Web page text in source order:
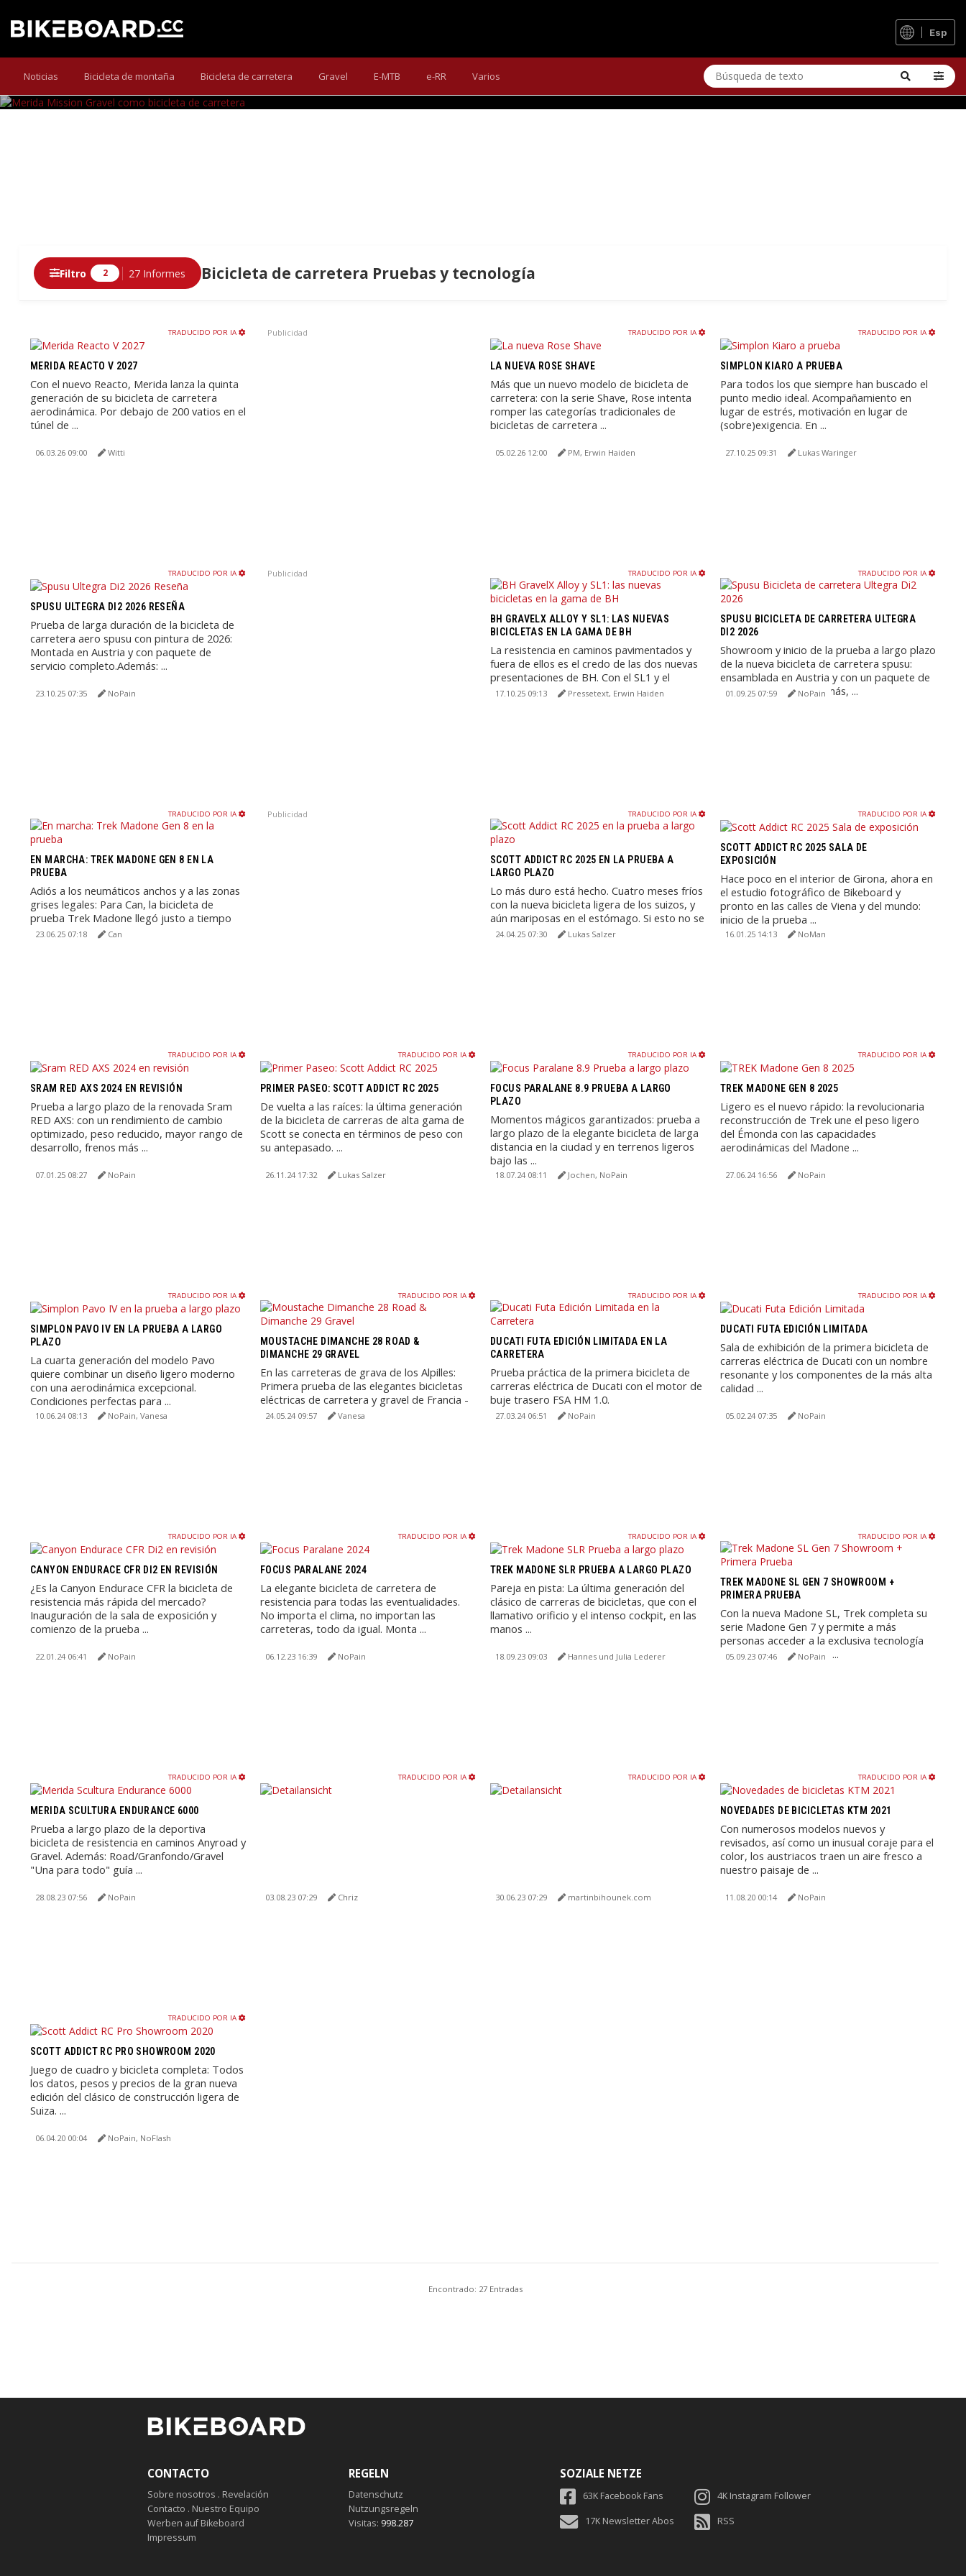
Esp
Noticias Bicicleta de montaña Bicicleta de carretera Gravel E-MTB e-RR Varios
MERIDA MISSION GRAVEL COMO BICICLETA DE CARRETERA
El Merida Mission 10K se maneja en asfalto con neumáticos de 30 mm como un gran fondo de alta gama, ofrece una enorme gama de desarrollos y, aun así, resulta
sorprendentemente elegante.
Bicicleta de carretera Pruebas y tecnología
Filtro 2 27 Informes
TRADUCIDO POR IA
MERIDA REACTO V 2027
Con el nuevo Reacto, Merida lanza la quinta
generación de su bicicleta de carretera
aerodinámica. Por debajo de 200 vatios en el
túnel de ...
06.03.26 09:00 Witti
Publicidad TRADUCIDO POR IA
LA NUEVA ROSE SHAVE
Más que un nuevo modelo de bicicleta de
carretera: con la serie Shave, Rose intenta
romper las categorías tradicionales de
bicicletas de carretera ...
05.02.26 12:00 PM, Erwin Haiden
TRADUCIDO POR IA
SIMPLON KIARO A PRUEBA
Para todos los que siempre han buscado el
punto medio ideal. Acompañamiento en
lugar de estrés, motivación en lugar de
(sobre)exigencia. En ...
27.10.25 09:31 Lukas Waringer
TRADUCIDO POR IA
SPUSU ULTEGRA DI2 2026 RESEÑA
Prueba de larga duración de la bicicleta de
carretera aero spusu con pintura de 2026:
Montada en Austria y con paquete de
servicio completo.Además: ...
23.10.25 07:35 NoPain
Publicidad TRADUCIDO POR IA
BH GRAVELX ALLOY Y SL1: LAS NUEVAS
BICICLETAS EN LA GAMA DE BH
La resistencia en caminos pavimentados y
fuera de ellos es el credo de las dos nuevas
presentaciones de BH. Con el SL1 y el
GravelX Alloy, los ...
17.10.25 09:13 Pressetext, Erwin Haiden
TRADUCIDO POR IA
SPUSU BICICLETA DE CARRETERA ULTEGRA
DI2 2026
Showroom y inicio de la prueba a largo plazo
de la nueva bicicleta de carretera spusu:
ensamblada en Austria y con un paquete de
servicio completo.Además, ...
01.09.25 07:59 NoPain
TRADUCIDO POR IA
EN MARCHA: TREK MADONE GEN 8 EN LA
PRUEBA
Adiós a los neumáticos anchos y a las zonas
grises legales: Para Can, la bicicleta de
prueba Trek Madone llegó justo a tiempo
para dejar atrás ...
23.06.25 07:18 Can
Publicidad TRADUCIDO POR IA
SCOTT ADDICT RC 2025 EN LA PRUEBA A
LARGO PLAZO
Lo más duro está hecho. Cuatro meses fríos
con la nueva bicicleta ligera de los suizos, y
aún mariposas en el estómago. Si esto no se
convierte ...
24.04.25 07:30 Lukas Salzer
TRADUCIDO POR IA
SCOTT ADDICT RC 2025 SALA DE
EXPOSICIÓN
Hace poco en el interior de Girona, ahora en
el estudio fotográfico de Bikeboard y
pronto en las calles de Viena y del mundo:
inicio de la prueba ...
16.01.25 14:13 NoMan
TRADUCIDO POR IA
SRAM RED AXS 2024 EN REVISIÓN
Prueba a largo plazo de la renovada Sram
RED AXS: con un rendimiento de cambio
optimizado, peso reducido, mayor rango de
desarrollo, frenos más ...
07.01.25 08:27 NoPain
TRADUCIDO POR IA
PRIMER PASEO: SCOTT ADDICT RC 2025
De vuelta a las raíces: la última generación
de la bicicleta de carreras de alta gama de
Scott se conecta en términos de peso con
su antepasado. ...
26.11.24 17:32 Lukas Salzer
TRADUCIDO POR IA
FOCUS PARALANE 8.9 PRUEBA A LARGO
PLAZO
Momentos mágicos garantizados: prueba a
largo plazo de la elegante bicicleta de larga
distancia en la ciudad y en terrenos ligeros
bajo las ...
18.07.24 08:11 Jochen, NoPain
TRADUCIDO POR IA
TREK MADONE GEN 8 2025
Ligero es el nuevo rápido: la revolucionaria
reconstrucción de Trek une el peso ligero
del Émonda con las capacidades
aerodinámicas del Madone ...
27.06.24 16:56 NoPain
TRADUCIDO POR IA
SIMPLON PAVO IV EN LA PRUEBA A LARGO
PLAZO
La cuarta generación del modelo Pavo
quiere combinar un diseño ligero moderno
con una aerodinámica excepcional.
Condiciones perfectas para ...
10.06.24 08:13 NoPain, Vanesa
TRADUCIDO POR IA
MOUSTACHE DIMANCHE 28 ROAD &
DIMANCHE 29 GRAVEL
En las carreteras de grava de los Alpilles:
Primera prueba de las elegantes bicicletas
eléctricas de carretera y gravel de Francia -
incluyendo ...
24.05.24 09:57 Vanesa
TRADUCIDO POR IA
DUCATI FUTA EDICIÓN LIMITADA EN LA
CARRETERA
Prueba práctica de la primera bicicleta de
carreras eléctrica de Ducati con el motor de
buje trasero FSA HM 1.0.
27.03.24 06:51 NoPain
TRADUCIDO POR IA
DUCATI FUTA EDICIÓN LIMITADA
Sala de exhibición de la primera bicicleta de
carreras eléctrica de Ducati con un nombre
resonante y los componentes de la más alta
calidad ...
05.02.24 07:35 NoPain
TRADUCIDO POR IA
CANYON ENDURACE CFR DI2 EN REVISIÓN
¿Es la Canyon Endurace CFR la bicicleta de
resistencia más rápida del mercado?
Inauguración de la sala de exposición y
comienzo de la prueba ...
22.01.24 06:41 NoPain
TRADUCIDO POR IA
FOCUS PARALANE 2024
La elegante bicicleta de carretera de
resistencia para todas las eventualidades.
No importa el clima, no importan las
carreteras, todo da igual. Monta ...
06.12.23 16:39 NoPain
TRADUCIDO POR IA
TREK MADONE SLR PRUEBA A LARGO PLAZO
Pareja en pista: La última generación del
clásico de carreras de bicicletas, que con el
llamativo orificio y el intenso cockpit, en las
manos ...
18.09.23 09:03 Hannes und Julia Lederer
TRADUCIDO POR IA
TREK MADONE SL GEN 7 SHOWROOM +
PRIMERA PRUEBA
Con la nueva Madone SL, Trek completa su
serie Madone Gen 7 y permite a más
personas acceder a la exclusiva tecnología
IsoFlow, gracias a esta ...
05.09.23 07:46 NoPain
TRADUCIDO POR IA
MERIDA SCULTURA ENDURANCE 6000
Prueba a largo plazo de la deportiva
bicicleta de resistencia en caminos Anyroad y
Gravel. Además: Road/Granfondo/Gravel
"Una para todo" guía ...
28.08.23 07:56 NoPain
TRADUCIDO POR IA
03.08.23 07:29 Chriz
TRADUCIDO POR IA
30.06.23 07:29 martinbihounek.com
TRADUCIDO POR IA
NOVEDADES DE BICICLETAS KTM 2021
Con numerosos modelos nuevos y
revisados, así como un inusual coraje para el
color, los austriacos traen un aire fresco a
nuestro paisaje de ...
11.08.20 00:14 NoPain
TRADUCIDO POR IA
SCOTT ADDICT RC PRO SHOWROOM 2020
Juego de cuadro y bicicleta completa: Todos
los datos, pesos y precios de la gran nueva
edición del clásico de construcción ligera de
Suiza. ...
06.04.20 00:04 NoPain, NoFlash
Encontrado: 27 Entradas
CONTACTO
Sobre nosotros . Revelación
Contacto . Nuestro Equipo
Werben auf Bikeboard
Impressum
REGELN
Datenschutz
Nutzungsregeln
Visitas: 998.287
SOZIALE NETZE
63K Facebook Fans 4K Instagram Follower
17K Newsletter Abos RSS